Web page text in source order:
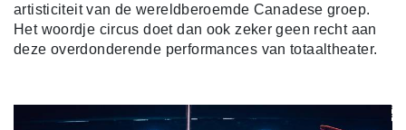
artisticiteit van de wereldberoemde Canadese groep.
Het woordje circus doet dan ook zeker geen recht aan
deze overdonderende performances van totaaltheater.